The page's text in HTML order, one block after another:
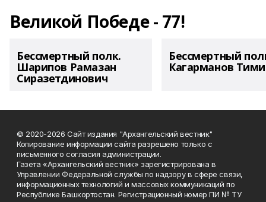
Великой Победе - 77!
Бессмертный полк.
Шарипов Рамазан
Сиразетдинович
Бессмертный
Кагарманов
© 2020-2026 Сайт издания "Архангельский вестник"
Копирование информации сайта разрешено только с
письменного согласия администрации.
Газета «Архангельский вестник» зарегистрирована в
Управлении Федеральной службы по надзору в сфере связи,
информационных технологий и массовых коммуникаций по
Республике Башкортостан. Регистрационный номер ПИ № ТУ